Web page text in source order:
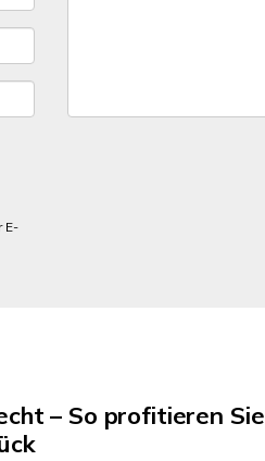
E-
– So profitieren